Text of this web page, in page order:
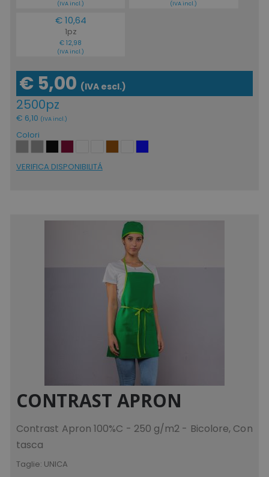
(IVA incl.) (IVA incl.)
€ 10,64
1pz
€ 12,98
(IVA incl.)
€ 5,00 (IVA escl.)
2500pz
€ 6,10 (IVA incl.)
Colori
VERIFICA DISPONIBILITÁ
CONTRAST APRON
Contrast Apron 100%C - 250 g/m2 - Bicolore, Con
tasca
Taglie: UNICA